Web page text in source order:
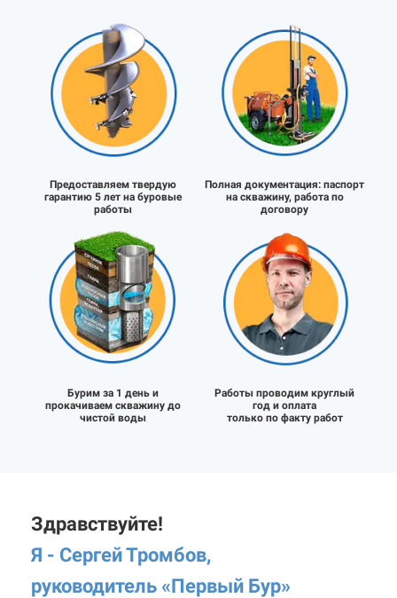
Предоставляем твердую
гарантию 5 лет на буровые
работы
Полная документация: паспорт
на скважину, работа по
договору
Бурим за 1 день и
прокачиваем скважину до
чистой воды
Работы проводим круглый
год и оплата
только по факту работ
Здравствуйте!
Я - Сергей Тромбов,
руководитель «Первый Бур»